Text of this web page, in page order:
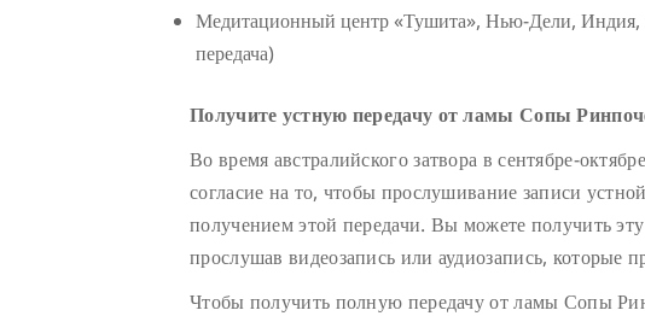
Медитационный центр «Тушита», Нью-Дели, Индия,
передача)
Получите устную передачу от ламы Сопы
Во время австралийского затвора в сентябре-
согласие на то, чтобы прослушивание записи
получением этой передачи. Вы можете получить
прослушав видеозапись или аудиозапись, которые
Чтобы получить полную передачу от ламы Сопы